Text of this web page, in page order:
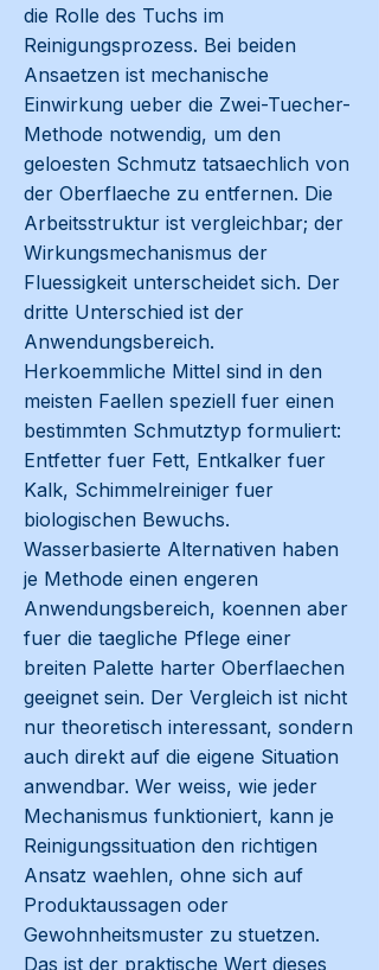
die Rolle des Tuchs im
Reinigungsprozess. Bei beiden
Ansaetzen ist mechanische
Einwirkung ueber die Zwei-Tuecher-
Methode notwendig, um den
geloesten Schmutz tatsaechlich von
der Oberflaeche zu entfernen. Die
Arbeitsstruktur ist vergleichbar; der
Wirkungsmechanismus der
Fluessigkeit unterscheidet sich. Der
dritte Unterschied ist der
Anwendungsbereich.
Herkoemmliche Mittel sind in den
meisten Faellen speziell fuer einen
bestimmten Schmutztyp formuliert:
Entfetter fuer Fett, Entkalker fuer
Kalk, Schimmelreiniger fuer
biologischen Bewuchs.
Wasserbasierte Alternativen haben
je Methode einen engeren
Anwendungsbereich, koennen aber
fuer die taegliche Pflege einer
breiten Palette harter Oberflaechen
geeignet sein. Der Vergleich ist nicht
nur theoretisch interessant, sondern
auch direkt auf die eigene Situation
anwendbar. Wer weiss, wie jeder
Mechanismus funktioniert, kann je
Reinigungssituation den richtigen
Ansatz waehlen, ohne sich auf
Produktaussagen oder
Gewohnheitsmuster zu stuetzen.
Das ist der praktische Wert dieses